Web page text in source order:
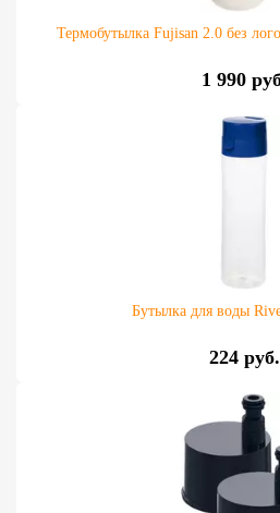
Термобутылка Fujisan 2.0 без
1 990
Бутылка для воды
224 руб.